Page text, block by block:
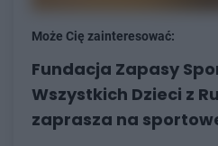
Może Cię zainteresować:
Fundacja Zapasy
Wszystkich Dzieci z
zaprasza na